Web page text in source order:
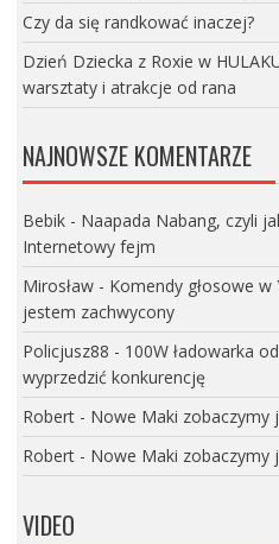
Czy da się randkować inaczej?
Dzień Dziecka z Roxie w
warsztaty i atrakcje od rana
NAJNOWSZE KOMENTARZE
Bebik- Naapada Nabang, czyli
Internetowy fejm
Mirosław- Komendy głosowe
jestem zachwycony
Policjusz88 - 100W ładowarka
wyprzedzić konkurencję
Robert- Nowe Maki zobaczymy
Robert- Nowe Maki zobaczymy
VIDEO